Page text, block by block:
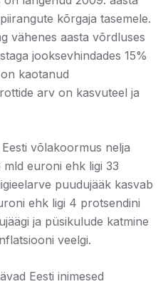
kõrgaja tasemele.
vähenes aasta võrdluses
jooksevhindades 15%
kaotanud
arv on kasvuteel ja
võlakoormus nelja
euroni ehk ligi 33
puudujääk kasvab
ehk ligi 4 protsendini
ja püsikulude katmine
veelgi.
Eesti inimesed